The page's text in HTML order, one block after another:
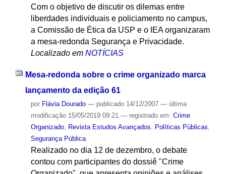
Com o objetivo de discutir os dilemas entre
liberdades individuais e policiamento no campus,
a Comissão de Ética da USP e o IEA organizaram
a mesa-redonda Segurança e Privacidade.
Localizado em NOTÍCIAS
Mesa-redonda sobre o crime organizado marca
lançamento da edição 61
por Flávia Dourado — publicado14/12/2007 — última
modificação15/05/2019 09:21 — registrado em: Crime
Organizado, Revista Estudos Avançados, Políticas Públicas,
Segurança Pública
Realizado no dia 12 de dezembro, o debate
contou com participantes do dossiê "Crime